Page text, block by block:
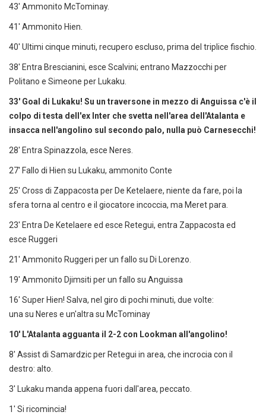
43' Ammonito McTominay.
41' Ammonito Hien.
40' Ultimi cinque minuti, recupero escluso, prima del triplice fischio.
38' Entra Brescianini, esce Scalvini; entrano Mazzocchi per
Politano e Simeone per Lukaku.
33' Goal di Lukaku! Su un traversone in mezzo di Anguissa c'è il
colpo di testa dell'ex Inter che svetta nell'area dell'Atalanta e
insacca nell'angolino sul secondo palo, nulla può Carnesecchi!
28' Entra Spinazzola, esce Neres.
27' Fallo di Hien su Lukaku, ammonito Conte
25' Cross di Zappacosta per De Ketelaere, niente da fare, poi la
sfera torna al centro e il giocatore incoccia, ma Meret para.
23' Entra De Ketelaere ed esce Retegui, entra Zappacosta ed
esce Ruggeri
21' Ammonito Ruggeri per un fallo su Di Lorenzo.
19' Ammonito Djimsiti per un fallo su Anguissa
16' Super Hien! Salva, nel giro di pochi minuti, due volte:
una su Neres e un'altra su McTominay
10' L'Atalanta agguanta il 2-2 con Lookman all'angolino!
8' Assist di Samardzic per Retegui in area, che incrocia con il
destro: alto.
3' Lukaku manda appena fuori dall'area, peccato.
1' Si ricomincia!